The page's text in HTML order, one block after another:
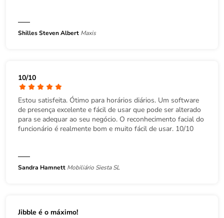
Shilles Steven Albert Maxis
10/10
Estou satisfeita. Ótimo para horários diários. Um software
de presença excelente e fácil de usar que pode ser alterado
para se adequar ao seu negócio. O reconhecimento facial do
funcionário é realmente bom e muito fácil de usar. 10/10
Sandra Hamnett Mobiliário Siesta SL
Jibble é o máximo!